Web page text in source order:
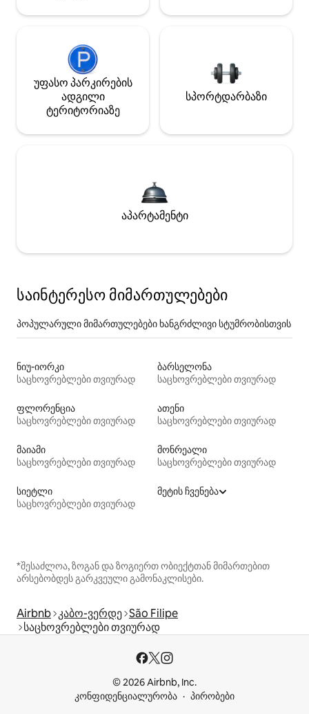
უფასო პარკირების
ადგილი
ტერიტორიაზე
სპორტდარბაზი
აპარტამენტი
საინტერესო მიმართულებები
პოპულარული მიმართულებები ხანგრძლივი სტუმრობისთვის
ნიუ-იორკი
საცხოვრებლები თვიურად
ბარსელონა
საცხოვრებლები თვიურად
ფლორენცია
საცხოვრებლები თვიურად
ათენი
საცხოვრებლები თვიურად
მაიამი
საცხოვრებლები თვიურად
მონრეალი
საცხოვრებლები თვიურად
სიეტლი
საცხოვრებლები თვიურად
მეტის ჩვენება
*შესაძლოა, ზოგან და ზოგიერთ ობიექტთან მიმართებით
არსებობდეს გარკვეული გამონაკლისები.
Airbnb კაბო-ვერდე São Filipe
საცხოვრებლები თვიურად
© 2026 Airbnb, Inc.
კონფიდენციალურობა
პირობები